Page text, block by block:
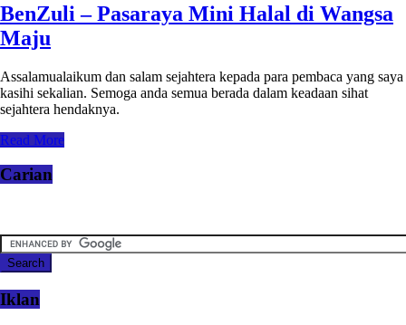
BenZuli – Pasaraya Mini Halal di Wangsa
Maju
Assalamualaikum dan salam sejahtera kepada para pembaca yang saya
kasihi sekalian. Semoga anda semua berada dalam keadaan sihat
sejahtera hendaknya.
Read More
Carian
Iklan